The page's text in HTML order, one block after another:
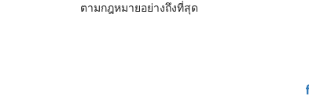
ตามกฎหมายอย่างถึงที่สุด